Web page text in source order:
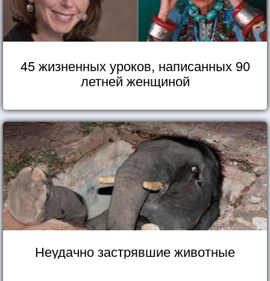
45 жизненных уроков, написанных 90
летней женщиной
Неудачно застрявшие животные